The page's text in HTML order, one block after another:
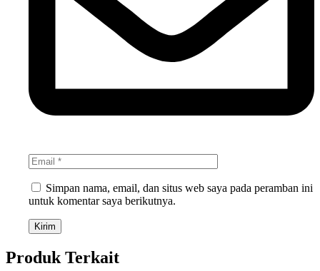
Simpan nama, email, dan situs web saya pada peramban ini
untuk komentar saya berikutnya.
Produk Terkait